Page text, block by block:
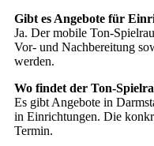
Gibt es Angebote für
Ja. Der mobile Ton-
Vor- und Nachbereitung
werden.
Wo findet der Ton-
Es gibt Angebote in
in Einrichtungen. Die
Termin.